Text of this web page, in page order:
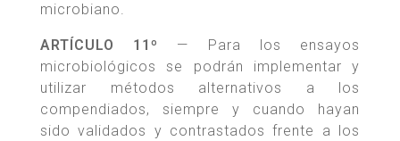
microbiano.
ARTÍCULO 11º
— Para los ensayos
microbiológicos se podrán implementar y
utilizar métodos alternativos a los
compendiados, siempre y cuando hayan
sido validados y contrastados frente a los